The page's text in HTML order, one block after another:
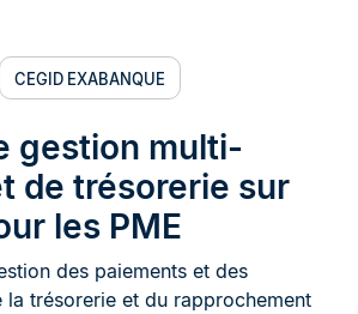
CEGID EXABANQUE
gestion multi-
de trésorerie sur
les PME
des paiements et des
la trésorerie et du rapprochement